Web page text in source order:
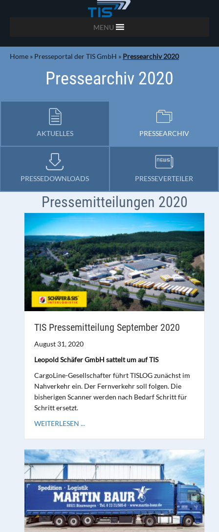
MENU
Home » Presseportal der TIS GmbH » Pressearchiv 2020
Pressearchiv 2020
AKTUELLES PRESSEARCHIV
PRESSEDOWNLOADS PRESSEVERTEILER
Pressemitteilungen 2020
TIS Pressemitteilung September 2020
August 31, 2020
Leopold Schäfer GmbH sattelt um auf TIS
CargoLine-Gesellschafter führt TISLOG zunächst im
Nahverkehr ein. Der Fernverkehr soll folgen. Die
bisherigen Scanner werden nach Bedarf Schritt für
Schritt ersetzt.
WEITERLESEN ...